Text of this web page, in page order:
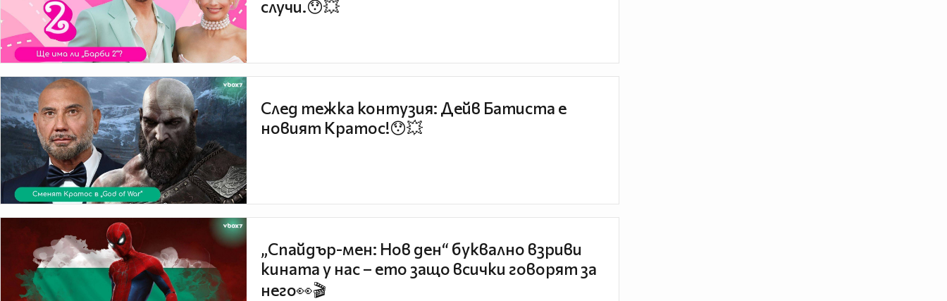
случи.😯💥
След тежка контузия: Дейв Батиста е
новият Кратос!😯💥
„Спайдър-мен: Нов ден“ буквално взриви
кината у нас – ето защо всички говорят за
него👀🎬